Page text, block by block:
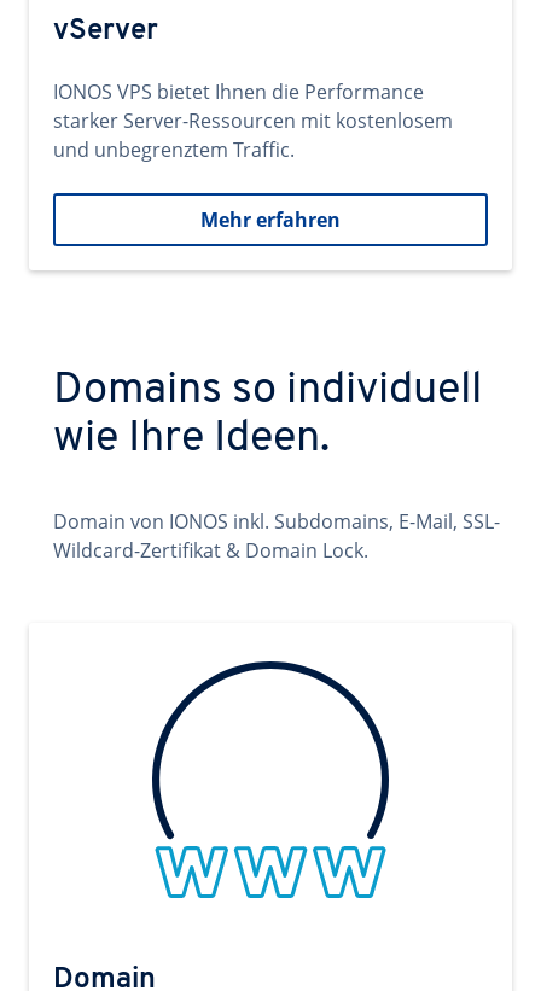
vServer
IONOS VPS bietet Ihnen die Performance
starker Server-Ressourcen mit kostenlosem
und unbegrenztem Traffic.
Mehr erfahren
Domains so individuell
wie Ihre Ideen.
Domain von IONOS inkl. Subdomains, E-Mail, SSL-
Wildcard-Zertifikat & Domain Lock.
Domain